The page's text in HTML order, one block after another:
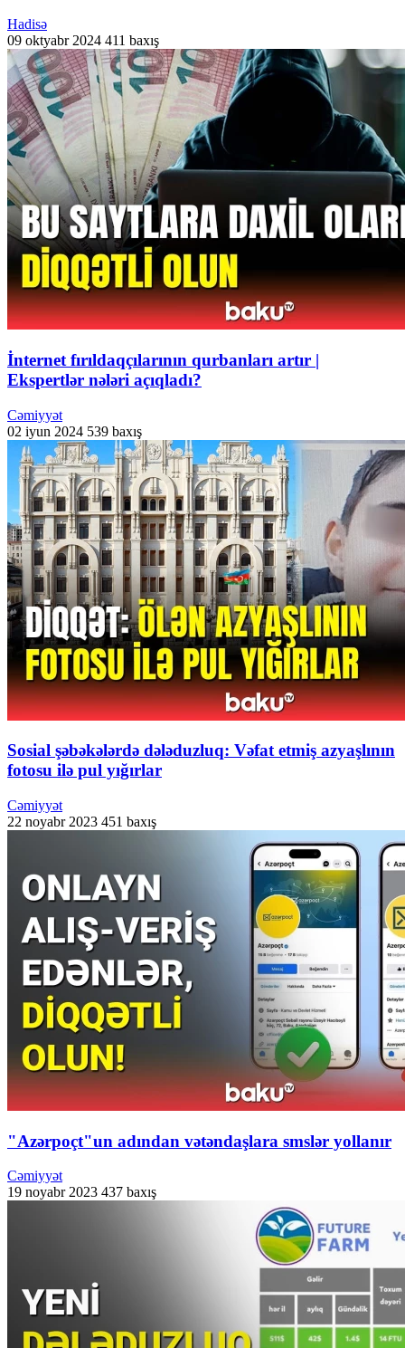
Hadisə
09 oktyabr 2024 411 baxış
İnternet fırıldaqçılarının qurbanları artır |
Ekspertlər nələri açıqladı?
Cəmiyyət
02 iyun 2024 539 baxış
Sosial şəbəkələrdə dələduzluq: Vəfat etmiş azyaşlının
fotosu ilə pul yığırlar
Cəmiyyət
22 noyabr 2023 451 baxış
"Azərpoçt"un adından vətəndaşlara smslər yollanır
Cəmiyyət
19 noyabr 2023 437 baxış